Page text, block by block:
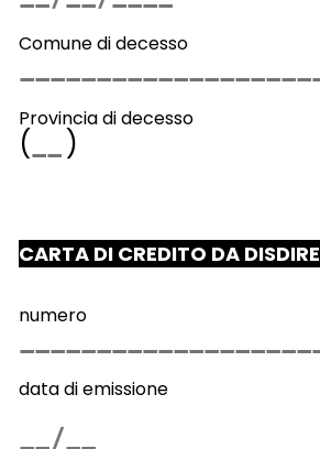
Comune di decesso
Provincia di decesso
( )
CARTA DI CREDITO DA DISDIRE
numero
data di emissione